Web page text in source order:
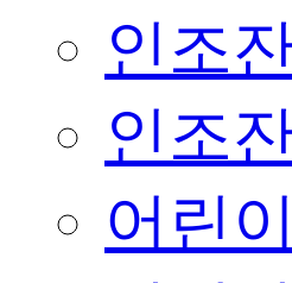
인조
인조
어린